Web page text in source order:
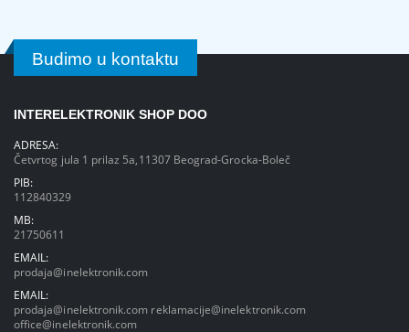
Budimo u kontaktu
INTERELEKTRONIK SHOP DOO
ADRESA:
Četvrtog jula 1 prilaz 5a,11307 Beograd-Grocka-Boleč
PIB:
112840329
MB:
21750611
EMAIL:
prodaja@inelektronik.com
EMAIL:
prodaja@inelektronik.com reklamacije@inelektronik.com
office@inelektronik.com